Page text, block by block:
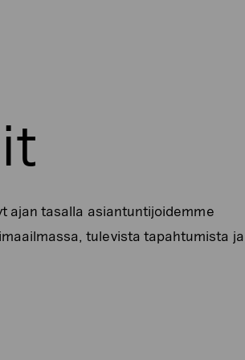
ajan tasalla asiantuntijoidemme
tulevista tapahtumista ja